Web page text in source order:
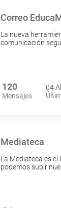
Correo
La nueva
comunicación
120
Mensajes
04
Mediateca
La Mediateca es el
podemos subir